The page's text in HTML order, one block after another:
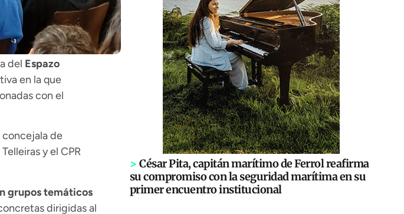
del Espazo
en la que
con el
concejala de
y el CPR
grupos temáticos
dirigidas al
> César Pita, capitán marítimo de Ferrol reafirma
su compromiso con la seguridad marítima en su
primer encuentro institucional